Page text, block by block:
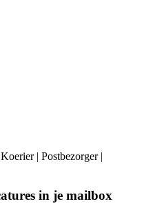
| Postbezorger |
in je mailbox